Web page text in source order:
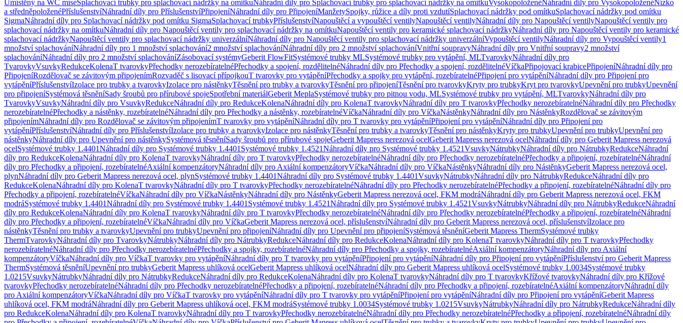
Umístěný na WC míseSplachovací trubky pro splachovací nádržky na omítkuNáhradní díly pro Splachovací trubky pro splachovací nádržky na omítkuVysokopoloženéNáhradní díly pro VysokopoloženéNízko
a středněpoloženéPříslušenstvíNáhradní díly pro PříslušenstvíPřipojeníNáhradní díly pro PřipojeníManžetySpojky, růžice a díly proti vzdutíSplachovací nádržky pod omítkuSplachovací nádržky pod omítku
SigmaNáhradní díly pro Splachovací nádržky pod omítku SigmaSplachovací trubkyPříslušenstvíNapouštěcí a vypouštěcí ventilyNapouštěcí ventilyNáhradní díly pro Napouštěcí ventilyNapouštěcí ventily pro
splachovací nádržky na omítkuNáhradní díly pro Napouštěcí ventily pro splachovací nádržky na omítkuNapouštěcí ventily pro keramické splachovací nádržkyNáhradní díly pro Napouštěcí ventily pro keramické
splachovací nádržkyNapouštěcí ventily pro splachovací nádržky univerzálníNáhradní díly pro Napouštěcí ventily pro splachovací nádržky univerzálníVypouštěcí ventilyNáhradní díly pro Vypouštěcí ventily1
množství splachováníNáhradní díly pro 1 množství splachování2 množství splachováníNáhradní díly pro 2 množství splachováníVnitřní soupravyNáhradní díly pro Vnitřní soupravy2 množství
splachováníNáhradní díly pro 2 množství splachováníZásobovací systémyGeberit FlowFitSystémové trubky MLSystémové trubky pro vytápění, MLTvarovkyNáhradní díly pro
TvarovkyVsuvkyRedukceKolenaT tvarovkyPřechodky nerozebíratelnéPřechodky a spojení, rozdělitelnéNáhradní díly pro Přechodky a spojení, rozdělitelnéVíčkaPřipojovací krabicePřipojeníNáhradní díly pro
PřipojeníRozdělovač se závitovým připojenímRozvaděč s lisovací přípojkouT tvarovky pro vytápěníPřechodky a spojky pro vytápění, rozebíratelnéPřipojení pro vytápěníNáhradní díly pro Připojení pro
vytápěníPříslušenstvíIzolace pro trubky a tvarovkyIzolace pro nástěnkyTěsnění pro trubky a tvarovkyTěsnění pro připojeníTěsnění pro tvarovkyKryty pro trubkyKryt pro tvarovkyUpevnění pro trubkyUpevnění
pro připojeníSystémová těsněníSady šroubů pro přírubové spojeSpotřební materiálGeberit MeplaSystémové trubky pro pitnou vodu, MLSystémové trubky pro vytápění, MLTvarovkyNáhradní díly pro
TvarovkyVsuvkyNáhradní díly pro VsuvkyRedukceNáhradní díly pro RedukceKolenaNáhradní díly pro KolenaT tvarovkyNáhradní díly pro T tvarovkyPřechodky nerozebíratelnéNáhradní díly pro Přechodky
nerozebíratelnéPřechodky a nástěnky, rozebíratelnéNáhradní díly pro Přechodky a nástěnky, rozebíratelnéVíčkaNáhradní díly pro VíčkaNástěnkyNáhradní díly pro NástěnkyRozdělovač se závitovým
připojenímNáhradní díly pro Rozdělovač se závitovým připojenímT tvarovky pro vytápěníNáhradní díly pro T tvarovky pro vytápěníPřipojení pro vytápěníNáhradní díly pro Připojení pro
vytápěníPříslušenstvíNáhradní díly pro PříslušenstvíIzolace pro trubky a tvarovkyIzolace pro nástěnkyTěsnění pro trubky a tvarovkyTěsnění pro nástěnkyKryty pro trubkyUpevnění pro trubkyUpevnění pro
nástěnkyNáhradní díly pro Upevnění pro nástěnkySystémová těsněníSady šroubů pro přírubové spojeGeberit Mapress nerezová ocelGeberit Mapress nerezová ocelNáhradní díly pro Geberit Mapress nerezová
ocelSystémové trubky 1.4401Náhradní díly pro Systémové trubky 1.4401 Systémové trubky 1.4521Náhradní díly pro Systémové trubky 1.4521VsuvkyNátrubkyNáhradní díly pro NátrubkyRedukceNáhradní
díly pro RedukceKolenaNáhradní díly pro KolenaT tvarovkyNáhradní díly pro T tvarovkyPřechodky nerozebíratelnéNáhradní díly pro Přechodky nerozebíratelnéPřechodky a připojení, rozebíratelnéNáhradní
díly pro Přechodky a připojení, rozebíratelnéAxiální kompenzátoryNáhradní díly pro Axiální kompenzátoryVíčkaNáhradní díly pro VíčkaNástěnkyNáhradní díly pro NástěnkyGeberit Mapress nerezová ocel,
plynNáhradní díly pro Geberit Mapress nerezová ocel, plynSystémové trubky 1.4401Náhradní díly pro Systémové trubky 1.4401VsuvkyNátrubkyNáhradní díly pro NátrubkyRedukceNáhradní díly pro
RedukceKolenaNáhradní díly pro KolenaT tvarovkyNáhradní díly pro T tvarovkyPřechodky nerozebíratelnéNáhradní díly pro Přechodky nerozebíratelnéPřechodky a připojení, rozebíratelnéNáhradní díly pro
Přechodky a připojení, rozebíratelnéVíčkaNáhradní díly pro VíčkaNástěnkyNáhradní díly pro NástěnkyGeberit Mapress nerezová ocel, FKM modráNáhradní díly pro Geberit Mapress nerezová ocel, FKM
modráSystémové trubky 1.4401Náhradní díly pro Systémové trubky 1.4401 Systémové trubky 1.4521Náhradní díly pro Systémové trubky 1.4521VsuvkyNátrubkyNáhradní díly pro NátrubkyRedukceNáhradní
díly pro RedukceKolenaNáhradní díly pro KolenaT tvarovkyNáhradní díly pro T tvarovkyPřechodky nerozebíratelnéNáhradní díly pro Přechodky nerozebíratelnéPřechodky a připojení, rozebíratelnéNáhradní
díly pro Přechodky a připojení, rozebíratelnéVíčkaNáhradní díly pro VíčkaGeberit Mapress nerezová ocel, příslušenstvíNáhradní díly pro Geberit Mapress nerezová ocel, příslušenstvíIzolace pro
nástěnkyTěsnění pro trubky a tvarovkyUpevnění pro trubkyUpevnění pro připojeníNáhradní díly pro Upevnění pro připojeníSystémová těsněníGeberit Mapress ThermSystémové trubky
ThermTvarovkyNáhradní díly pro TvarovkyNátrubkyNáhradní díly pro NátrubkyRedukceNáhradní díly pro RedukceKolenaNáhradní díly pro KolenaT tvarovkyNáhradní díly pro T tvarovkyPřechodky
nerozebíratelnéNáhradní díly pro Přechodky nerozebíratelnéPřechodky a spojky, rozebíratelnéNáhradní díly pro Přechodky a spojky, rozebíratelnéAxiální kompenzátoryNáhradní díly pro Axiální
kompenzátoryVíčkaNáhradní díly pro VíčkaT tvarovky pro vytápěníNáhradní díly pro T tvarovky pro vytápěníPřipojení pro vytápěníNáhradní díly pro Připojení pro vytápěníPříslušenství pro Geberit Mapress
ThermSystémová těsněníUpevnění pro trubkyGeberit Mapress uhlíková ocelGeberit Mapress uhlíková ocelNáhradní díly pro Geberit Mapress uhlíková ocelSystémové trubky 1.0034Systémové trubky
1.0215VsuvkyNátrubkyNáhradní díly pro NátrubkyRedukceNáhradní díly pro RedukceKolenaNáhradní díly pro KolenaT tvarovkyNáhradní díly pro T tvarovkyKřížové tvarovkyNáhradní díly pro Křížové
tvarovkyPřechodky nerozebíratelnéNáhradní díly pro Přechodky nerozebíratelnéPřechodky a připojení, rozebíratelnéNáhradní díly pro Přechodky a připojení, rozebíratelnéAxiální kompenzátoryNáhradní díly
pro Axiální kompenzátoryVíčkaNáhradní díly pro VíčkaT tvarovky pro vytápěníNáhradní díly pro T tvarovky pro vytápěníPřipojení pro vytápěníNáhradní díly pro Připojení pro vytápěníGeberit Mapress
uhlíková ocel, FKM modráNáhradní díly pro Geberit Mapress uhlíková ocel, FKM modráSystémové trubky 1.0034Systémové trubky 1.0215VsuvkyNátrubkyNáhradní díly pro NátrubkyRedukceNáhradní díly
pro RedukceKolenaNáhradní díly pro KolenaT tvarovkyNáhradní díly pro T tvarovkyPřechodky nerozebíratelnéNáhradní díly pro Přechodky nerozebíratelnéPřechodky a připojení, rozebíratelnéNáhradní díly